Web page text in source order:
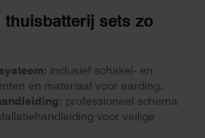
thuisbatterij sets zo
: inclusief schakel- en
en materiaal voor aarding.
: professioneel schema
voor veilige